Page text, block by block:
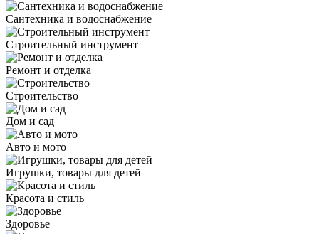
Сантехника и водоснабжение
Строительный инструмент
Ремонт и отделка
Строительство
Дом и сад
Авто и мото
Игрушки, товары для детей
Красота и стиль
Здоровье